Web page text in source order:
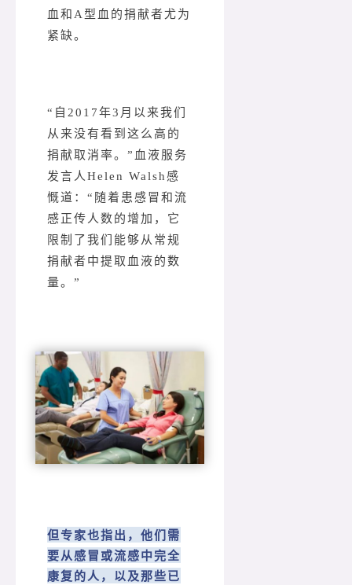
血和A型血的捐献者尤为
紧缺。
“自2017年3月以来我们
从来没有看到这么高的
捐献取消率。”血液服务
发言人Helen Walsh感
慨道：“随着患感冒和流
感正传人数的增加，它
限制了我们能够从常规
捐献者中提取血液的数
量。”
但专家也指出，他们需
要从感冒或流感中完全
康复的人，以及那些已